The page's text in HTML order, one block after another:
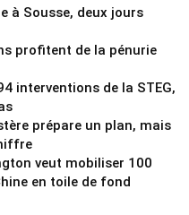
à Sousse, deux jours
profitent de la pénurie
interventions de la STEG,
prépare un plan, mais
veut mobiliser 100
en toile de fond